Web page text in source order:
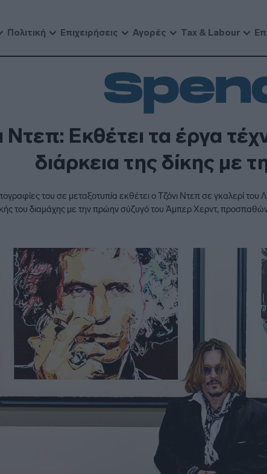
Πολιτική Επιχειρήσεις Αγορές Tax & Labour
Ντεπ: Εκθέτει τα έργα
διάρκεια της δίκης με
του σε μεταξοτυπία εκθέτει ο Τζόνι Ντεπ σε γκαλερί του
του διαμάχης με την πρώην σύζυγό του Άμπερ Χερντ,